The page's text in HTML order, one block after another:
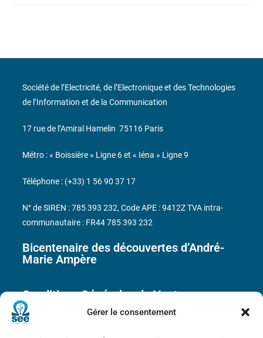
Gérer le consentement
Bicentenaire des découvertes d’André-
Marie Ampère
Conditions Générales de Vente
Société de l’Electricité, de l’Electronique et des Technologies
de l’Information et de la Communication
17 rue de l’Amiral Hamelin 75116 Paris
Métro : « Boissière » Ligne 6 et « Iéna » Ligne 9
Téléphone : (+33) 1 56 90 37 17
N° de SIREN : 785 393 232, Code APE : 9412Z TVA intra-
communautaire : FR44 785 393 232